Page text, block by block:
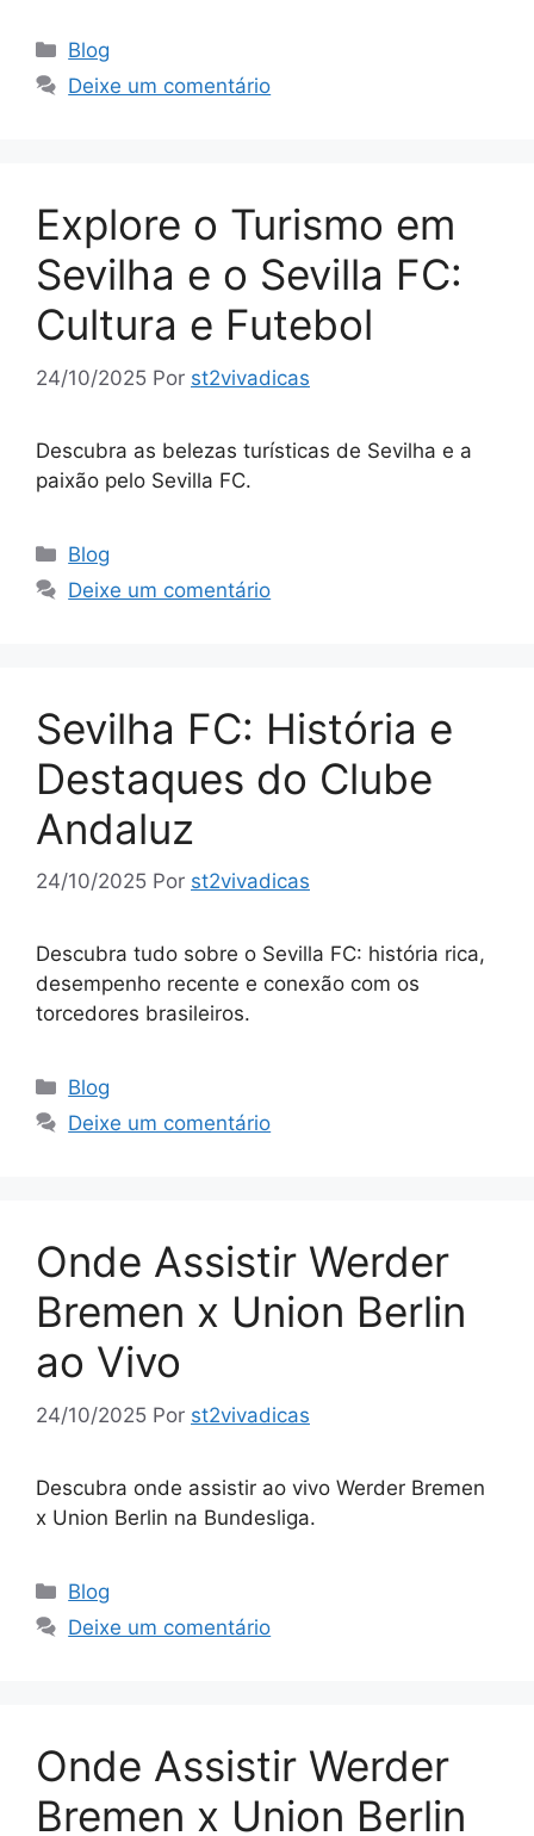
Categorias
Blog
Deixe um comentário
Explore o Turismo em
Sevilha e o Sevilla FC:
Cultura e Futebol
24/10/2025 Por st2vivadicas
Descubra as belezas turísticas de Sevilha e a
paixão pelo Sevilla FC.
Categorias
Blog
Deixe um comentário
Sevilha FC: História e
Destaques do Clube
Andaluz
24/10/2025 Por st2vivadicas
Descubra tudo sobre o Sevilla FC: história rica,
desempenho recente e conexão com os
torcedores brasileiros.
Categorias
Blog
Deixe um comentário
Onde Assistir Werder
Bremen x Union Berlin
ao Vivo
24/10/2025 Por st2vivadicas
Descubra onde assistir ao vivo Werder Bremen
x Union Berlin na Bundesliga.
Categorias
Blog
Deixe um comentário
Onde Assistir Werder
Bremen x Union Berlin